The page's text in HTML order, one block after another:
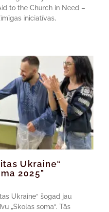
to the Church in Need –
iniciatīvas,
Ukraine“
2025”
Ukraine“ šogad jau
„Skolas soma“. Tās